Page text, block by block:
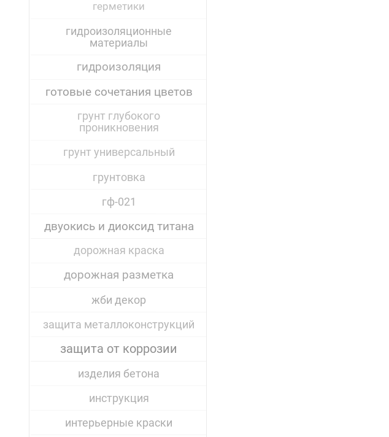
герметики
гидроизоляционные
материалы
гидроизоляция
готовые сочетания цветов
грунт глубокого
проникновения
грунт универсальный
грунтовка
гф-021
двуокись и диоксид титана
дорожная краска
дорожная разметка
жби декор
защита металлоконструкций
защита от коррозии
изделия бетона
инструкция
интерьерные краски